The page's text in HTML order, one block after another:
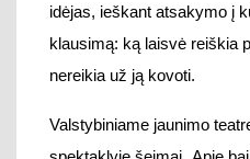
Valčik. Dramaturgė T.
„dėliojo“ dramaturgiją iš
daiktų.Tačiau spektaklių
išgyvenimai, būtent
erdvėje tampa universalia,